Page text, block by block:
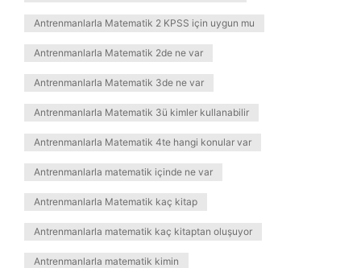
Antrenmanlarla Matematik 2 KPSS için uygun mu
Antrenmanlarla Matematik 2de ne var
Antrenmanlarla Matematik 3de ne var
Antrenmanlarla Matematik 3ü kimler kullanabilir
Antrenmanlarla Matematik 4te hangi konular var
Antrenmanlarla matematik içinde ne var
Antrenmanlarla Matematik kaç kitap
Antrenmanlarla matematik kaç kitaptan oluşuyor
Antrenmanlarla matematik kimin